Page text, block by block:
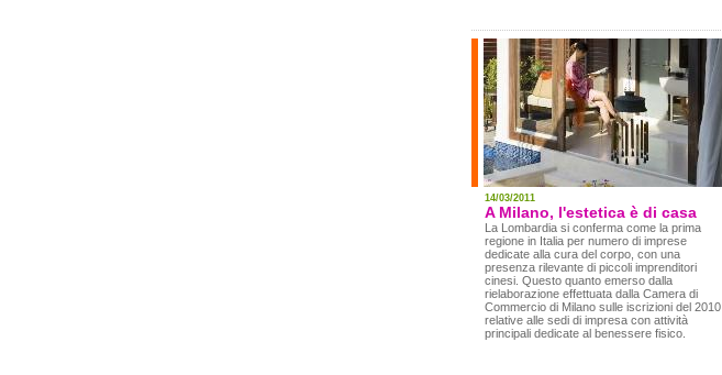
14/03/2011
A Milano, l'estetica è di casa
La Lombardia si conferma come la prima
regione in Italia per numero di imprese
dedicate alla cura del corpo, con una
presenza rilevante di piccoli imprenditori
cinesi. Questo quanto emerso dalla
rielaborazione effettuata dalla Camera di
Commercio di Milano sulle iscrizioni del 2010
relative alle sedi di impresa con attività
principali dedicate al benessere fisico.